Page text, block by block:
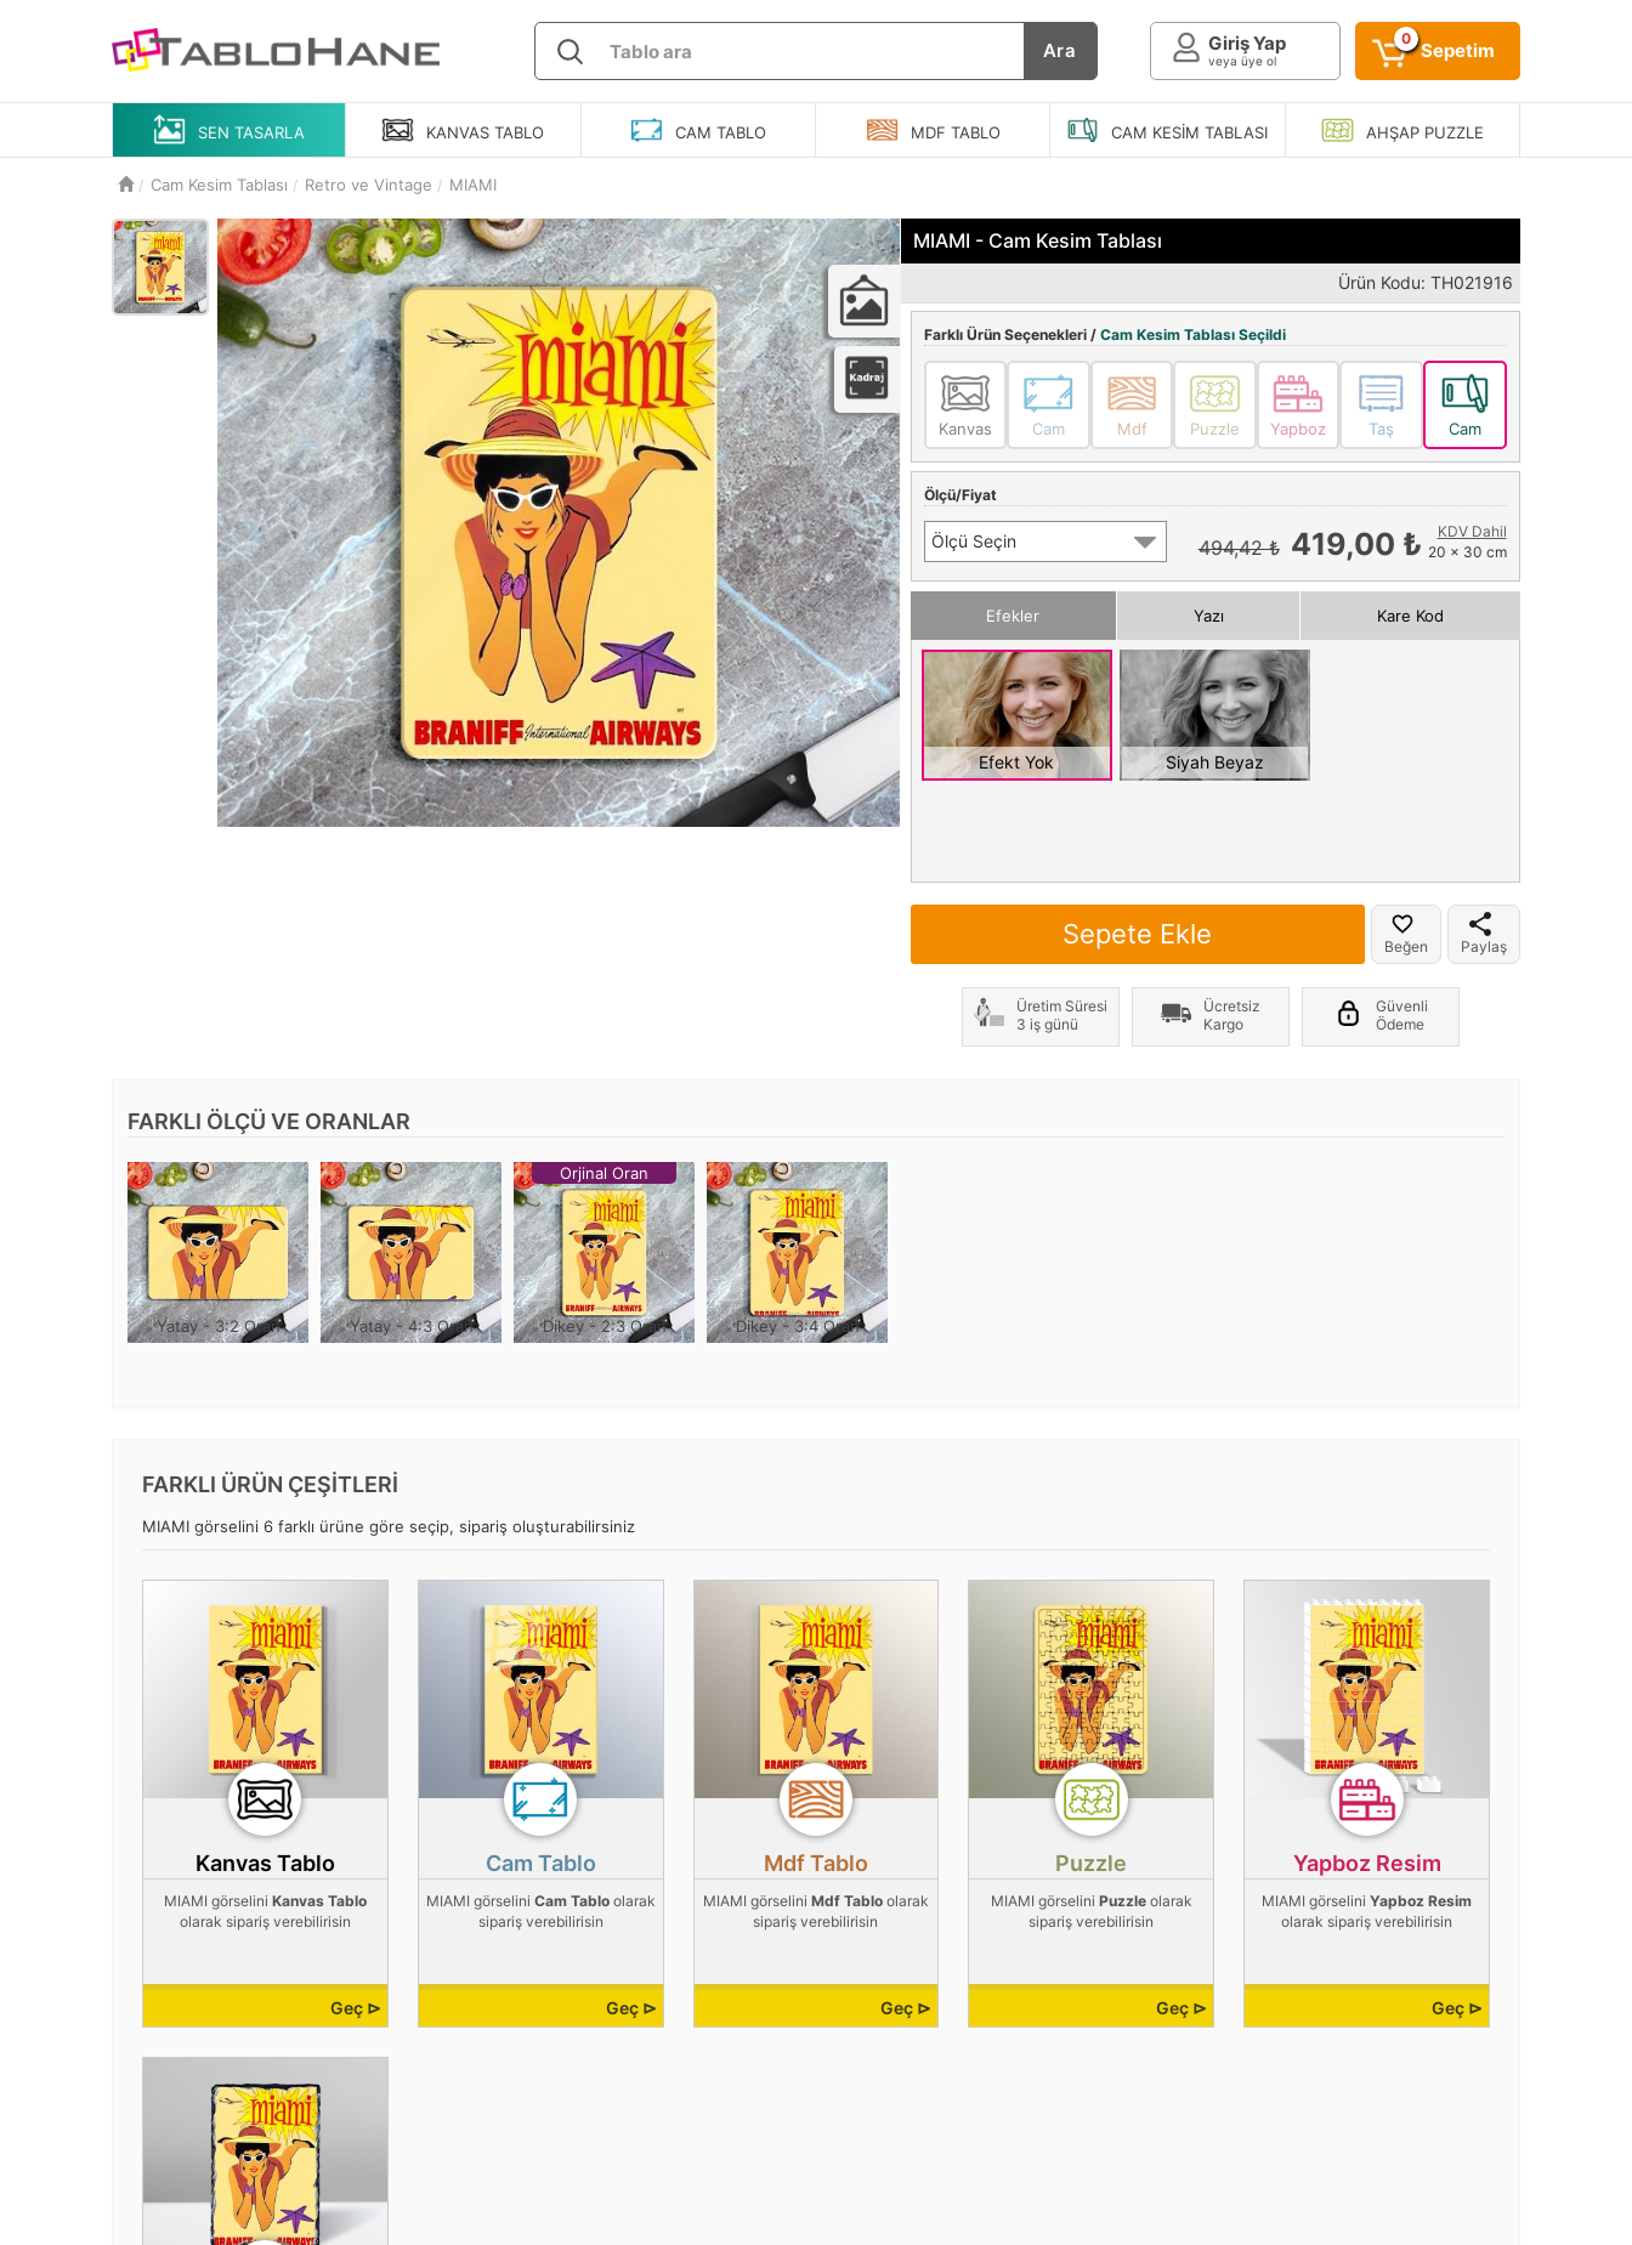
Ara Giriş Yap
veya üye ol
0
Sepetim
SEN TASARLA KANVAS TABLO CAM TABLO MDF TABLO CAM KESIM TABLASI AHŞAPPUZZLE
Cam Kesim Tablası Retro ve Vintage MIAMI
MIAMI - Cam Kesim Tablası
Ürün Kodu: TH021916
Farklı Ürün Seçenekleri / Cam Kesim Tablası Seçildi
Kanvas Cam Mdf Puzzle Yapboz Taş Cam
Ölçü/Fiyat
Ölçü Seçin 494,42 ₺ 419,00 ₺
KDV Dahil
20 x 30 cm
Efekler Yazı Kare Kod
Efekt Yok Siyah Beyaz
Sepete Ekle Beğen Paylaş
Üretim Süresi
3 iş günü
Ücretsiz
Kargo
Güvenli
Ödeme
FARKLI ÖLÇÜ VE ORANLAR
Yatay - 3:2 Oran Yatay - 4:3 Oran
Orjinal Oran
Dikey - 2:3 Oran Dikey - 3:4 Oran
FARKLI ÜRÜN ÇEŞİTLERİ
MIAMI görselini 6 farklı ürüne göre seçip, sipariş oluşturabilirsiniz
Kanvas Tablo
MIAMI görselini Kanvas Tablo
olarak sipariş verebilirisin
Geç ⊳
Cam Tablo
MIAMI görselini Cam Tabloolarak
sipariş verebilirisin
Geç ⊳
Mdf Tablo
MIAMI görselini Mdf Tabloolarak
sipariş verebilirisin
Geç ⊳
Puzzle
MIAMI görselini Puzzleolarak
sipariş verebilirisin
Geç ⊳
Yapboz Resim
MIAMI görseliniYapboz Resim
olarak sipariş verebilirisin
Geç ⊳